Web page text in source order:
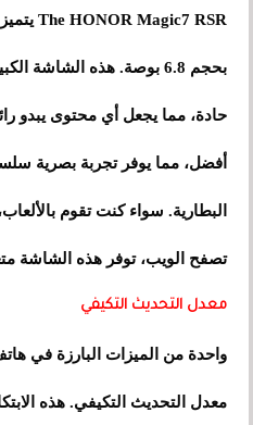
بحجم 6.8 بوصة. هذه الشاشة
أفضل، مما يوفر تجربة بصرية
البطارية. سواء كنت تقوم
تصفح الويب، توفر هذه الشاشة
معدل التحديث التكيفي
معدل التحديث التكيفي. هذه